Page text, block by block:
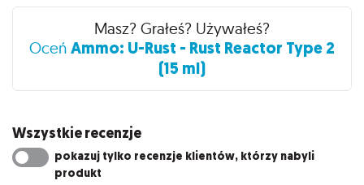
Masz? Grałeś? Używałeś?
Oceń Ammo: U-Rust - Rust Reactor Type 2
(15 ml)
Wszystkie recenzje
pokazuj tylko recenzje klientów, którzy nabyli
produkt